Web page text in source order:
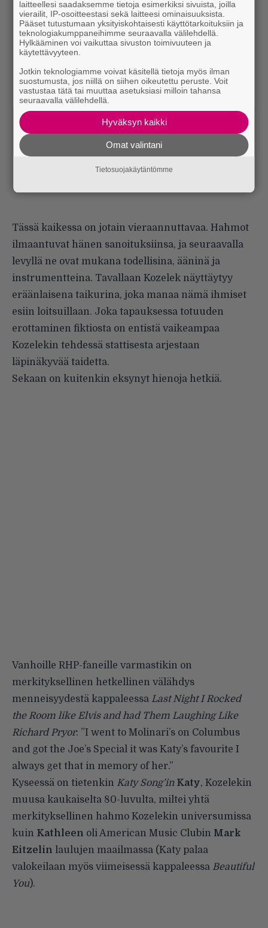
Tässä kaikessa on jotain vieraannuttavaa. Hahmot
ilmaantuvat hänen sanoituksiinsa, ja seuraavalla
levyllä ne ovat mukana todellisina, ääninä ja
instrumentteina. Tavallaan Kozelek näyttäytyy
eräänlaisena taikurina, joka manaa nämä ihmiset
esiin loitsuillaan. Joka tapauksessa totuuden
erottaminen fiktiosta on entistä vaikeampaa
Kozelekin tehdessä stattisesta arjestaan
läpinäkyvää taidetta.
Sekaan on kuitenkin eksynyt hienoja hetkiä.
Vanhoille RHP-faneille varmastikin on
merkityksellinen hetkellinen välähdys
menneisyydestä kappaleessa Last Night I Rocked
the Room like Elvis and had Them Laughing Like
Richard Pryor: ”I went to Molinari’s on Columbus
and got the Joe’s Special it was Katy’s favourite I
always get that in memory of her.”
Kyseessä on tietenkin Katy Song’in Katy, Kozelekin
muusa kaukaiselta 80-luvulta, miltei yhtä
merkityksellinen hahmo Kozelekin universumissa
kuin Kathleen oli American Music Clubin Mark
Eitzelin laulujen maailmassa (Katy palaa
valokeilaan myös viimeisessä kappaleessa Beautiful
You).
laitteellesi saadaksemme tietoja esimerkiksi sivuista, joilla
vierailit, IP-osoitteestasi sekä laitteesi ominaisuuksista.
Pääset tutustumaan yksityiskohtaisesti käyttötarkoituksiin ja
teknologiakumppaneihimme seuraavalla välilehdellä.
Hylkääminen voi vaikuttaa sivuston toimivuuteen ja
käytettävyyteen.
Jotkin teknologiamme voivat käsitellä tietoja myös ilman
suostumusta, jos niillä on siihen oikeutettu peruste. Voit
vastustaa tätä tai muuttaa asetuksiasi milloin tahansa
seuraavalla välilehdellä.
Hyväksyn kaikki
Omat valintani
Tietosuojakäytäntömme